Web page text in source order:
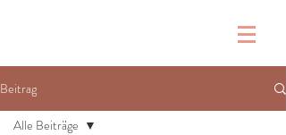
Beitrag
Alle Beiträge